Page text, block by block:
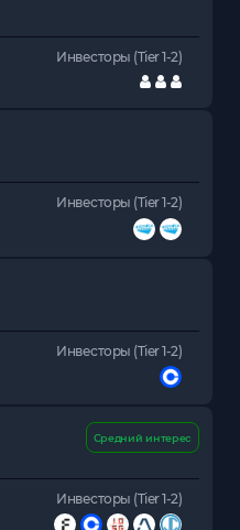
Инвесторы (Tier 1-2)
Инвесторы (Tier 1-2)
Инвесторы (Tier 1-2)
Средний интерес
Инвесторы (Tier 1-2)